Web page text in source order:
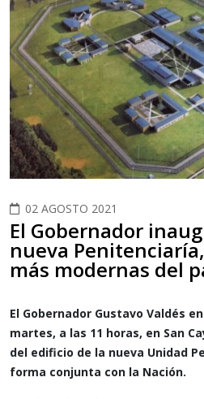
02 AGOSTO 2021
El Gobernador
nueva
más modernas del
El Gobernador Gustavo Valdés
martes, a las 11 horas, en San
del edificio de la nueva Unidad
forma conjunta con la Nación.